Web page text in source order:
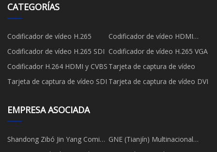
CATEGORÍAS
Codificador de vídeo H.265
Codificador de vídeo HDMI
H.265
Codificador de vídeo H.265 SDI Codificador de vídeo H.265 VGA
Codificador H.264 HDMI y CVBS Tarjeta de captura de vídeo
Tarjeta de captura de vídeo SDI Tarjeta de captura de vídeo DVI
EMPRESA ASOCIADA
Shandong Zibó Jin Yang Comida
GNE (Tianjín) Multinacional
Comercio Co., Ltd